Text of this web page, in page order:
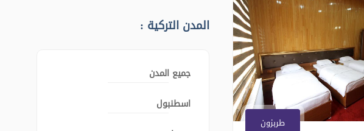
طربزون
المدن التركية :
جميع المدن
اسطنبول